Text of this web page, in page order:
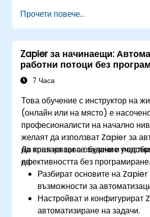
Оптимизират операциите чрез
автоматизиране на задачи в
платформи.
Наблюдават и отстраняват
автоматизираните работни
непрекъснато подобрение.
Прочети повече...
Zapier за начинаещи:
работни потоци без
7 Часа
Това обучение с инструктор на
(онлайн или на място) е
професионалисти на начално
желаят да използват Zapier за
на повтарящи се задачи и
ефективността без програмиране.
До края на това обучение
да:
Разбират основите на Zapier
възможности за
Настройват и конфигурират
автоматизиране на задачи.